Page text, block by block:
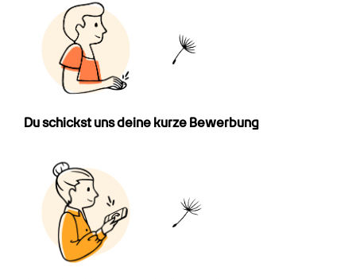
Du schickst uns deine kurze Bewerbung